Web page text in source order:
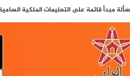
مبدأ قائمة على التعليمات الملكية